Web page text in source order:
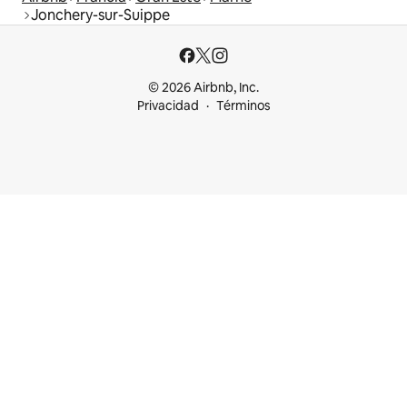
Jonchery-sur-Suippe
© 2026 Airbnb, Inc.
Privacidad
Términos